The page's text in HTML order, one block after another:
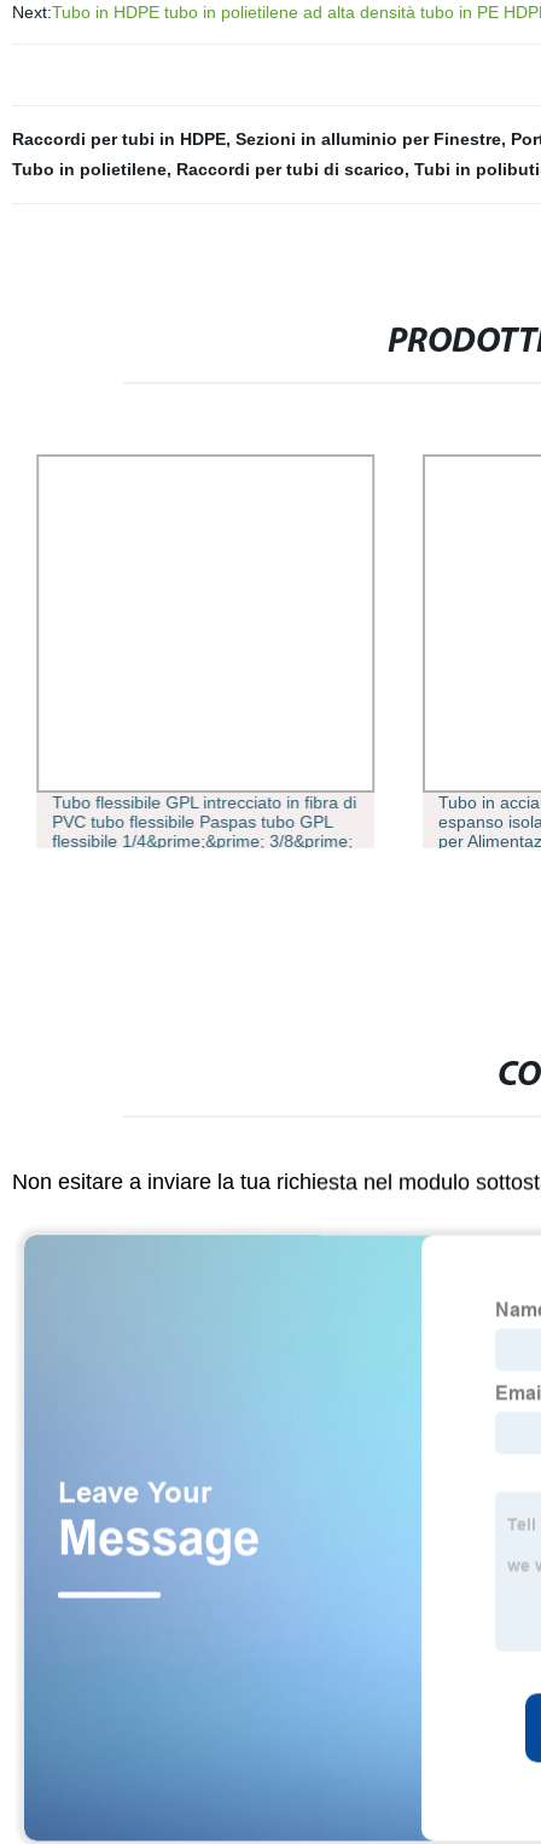
Next:Tubo in HDPE tubo in polietilene ad alta densità tubo in PE
Raccordi per tubi in HDPE, Sezioni in alluminio per Finestre,
Tubo in polietilene, Raccordi per tubi di scarico, Tubi in
Tubo flessibile GPL intrecciato in fibra di
PVC tubo flessibile Paspas tubo GPL
flessibile 1/4&prime;&prime; 3/8&prime;
Tubo in
espanso
per
Non esitare a inviare la tua richiesta nel modulo